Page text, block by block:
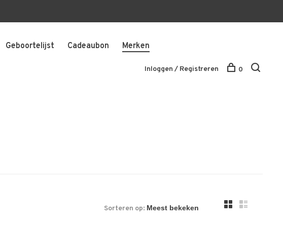
Geboortelijst Cadeaubon Merken
Inloggen / Registreren 0
Sorteren op: